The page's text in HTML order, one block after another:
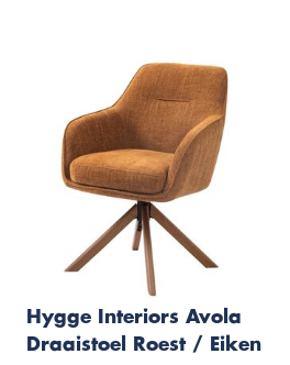
Hygge Interiors Avola
Draaistoel Roest / Eiken